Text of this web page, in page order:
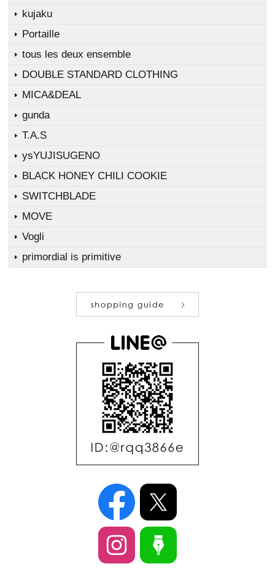
kujaku
Portaille
tous les deux ensemble
DOUBLE STANDARD CLOTHING
MICA&DEAL
gunda
T.A.S
ysYUJISUGENO
BLACK HONEY CHILI COOKIE
SWITCHBLADE
MOVE
Vogli
primordial is primitive